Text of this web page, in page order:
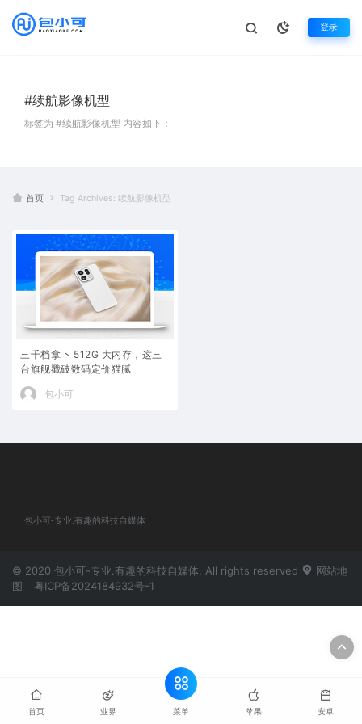
登录
#续航影像机型
标签为 #续航影像机型 内容如下：
首页 Tag Archives: 续航影像机型
三千档拿下 512G 大内存，这三
台旗舰戳破数码定价猫腻
包小可
包小可-专业.有趣的科技自媒体
© 2020 包小可-专业.有趣的科技自媒体. All rights reserved
网站地
图
粤ICP备2024184932号-1
首页 业界 菜单 苹果 安卓